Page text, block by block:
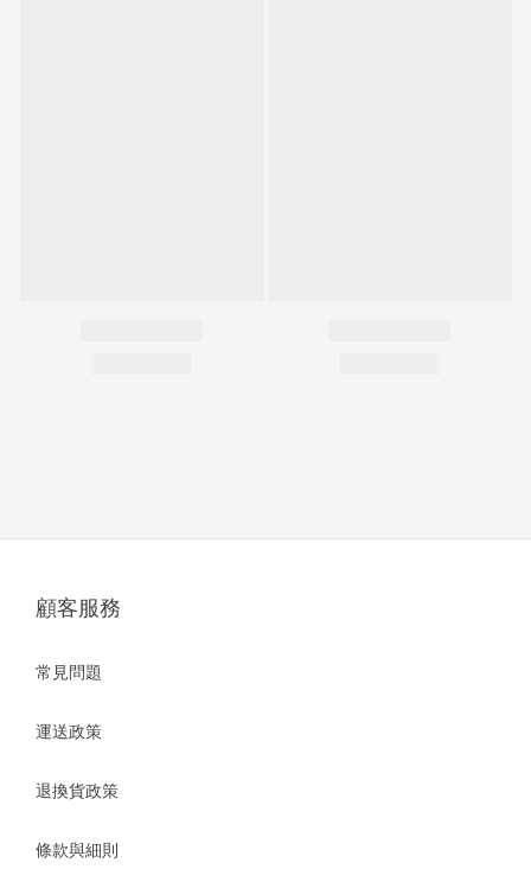
顧客服務
常見問題
運送政策
退換貨政策
條款與細則